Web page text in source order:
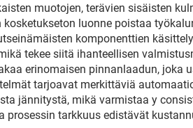
muotojen, terävien sisäisten
luonne poistaa
komponenttien
tekee siitä ihanteellisen
erinomaisen pinnanlaadun,
tarjoavat merkittäviä
jännitystä, mikä varmistaa y
tarkkuus edistävät